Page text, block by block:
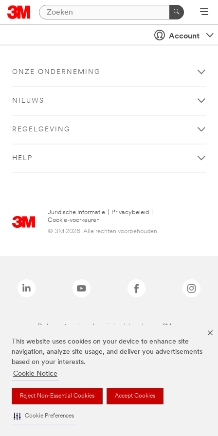
This website uses cookies on your device to enhance site
navigation, analyze site usage, and deliver you advertisements
based on your interests.
Cookie Notice
Reject Non-Essential Cookies Accept Cookies
Cookie Preferences
Account
ONZE ONDERNEMING
NIEUWS
REGELGEVING
HELP
Juridische Informatie Privacybeleid
Cookie-voorkeuren
© 3M 2026. Alle rechten voorbehouden.
De bovenstaande merken zijn handelsmerken van 3M.we